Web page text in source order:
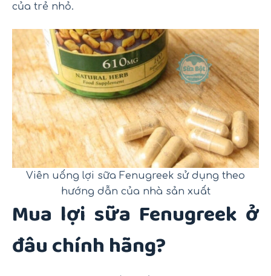
của trẻ nhỏ.
Viên uống lợi sữa Fenugreek sử dụng theo
hướng dẫn của nhà sản xuất
Mua lợi sữa Fenugreek ở
đâu chính hãng?